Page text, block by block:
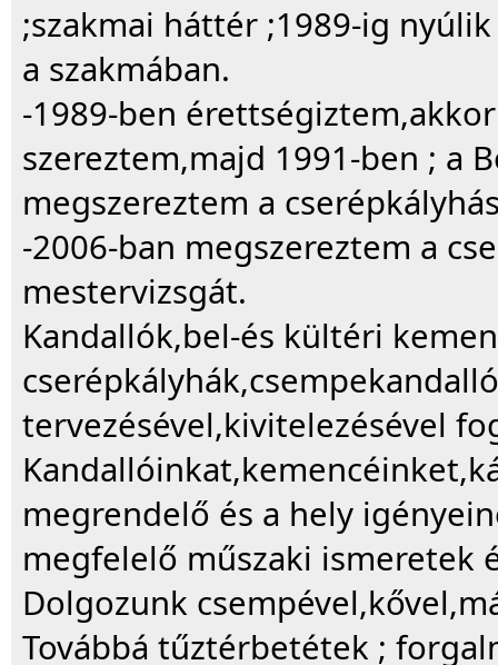
;szakmai háttér ;1989-ig
a szakmában.
-1989-ben
szereztem,majd 1991-ben ; a
megszereztem a
-2006-ban megszereztem a
mestervizsgát.
Kandallók,bel-és kültéri
tervezésével,kivitelezésével
megrendelő és a hely
megfelelő műszaki ismeretek
Dolgozunk
Továbbá tűztérbetétek ;